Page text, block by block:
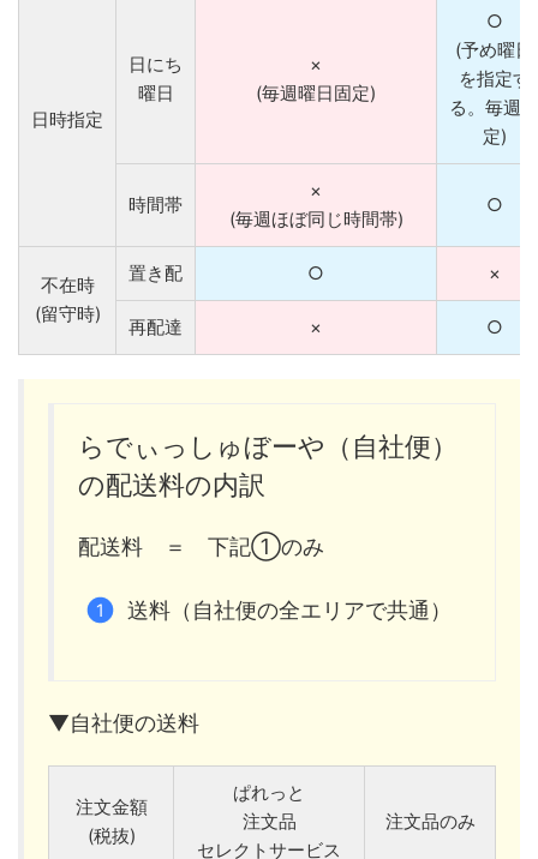
日時指定
日にち
曜日
×
(毎週曜日固定)
○
(予め曜日
を指定す
る。毎週固
定)
時間帯
×
(毎週ほぼ同じ時間帯)
○
不在時
(留守時)
置き配 ○ ×
再配達 × ○
らでぃっしゅぼーや（自社便）
の配送料の内訳
配送料 ＝ 下記①のみ
送料（自社便の全エリアで共通）
▼自社便の送料
注文金額
(税抜)
ぱれっと
注文品
セレクトサービス
注文品のみ